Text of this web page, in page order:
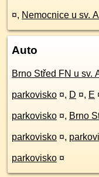
¤, Nemocnice u sv.
Auto
Brno Střed FN u sv.
parkovisko ¤, D ¤, E
parkovisko ¤, Brno
parkovisko ¤,
parkovisko ¤